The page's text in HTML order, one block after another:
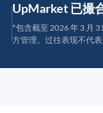
UpMarket 已撮
*包含截至 2026 年 3 月
方管理。过往表现不代